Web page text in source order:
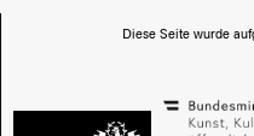
Diese Seite wurde